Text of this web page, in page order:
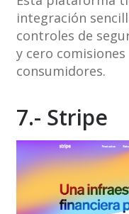
integración
controles de
y cero
consumidores.
7.- Stripe